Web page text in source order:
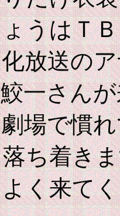
うはＴ
放送の
一さん
場で慣
ち着き
く来て